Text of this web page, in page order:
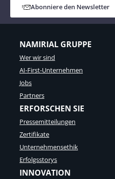
Abonniere den Newsletter
NAMIRIAL GRUPPE
Wer wir sind
AI-First-Unternehmen
Jobs
Partners
ERFORSCHEN SIE
Pressemitteilungen
Zertifikate
Unternehmensethik
Erfolgsstorys
INNOVATION